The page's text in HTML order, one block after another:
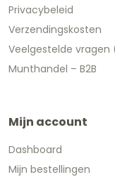
Privacybeleid
Verzendingskosten
Veelgestelde vragen
Munthandel – B2B
Mijn account
Dashboard
Mijn bestellingen